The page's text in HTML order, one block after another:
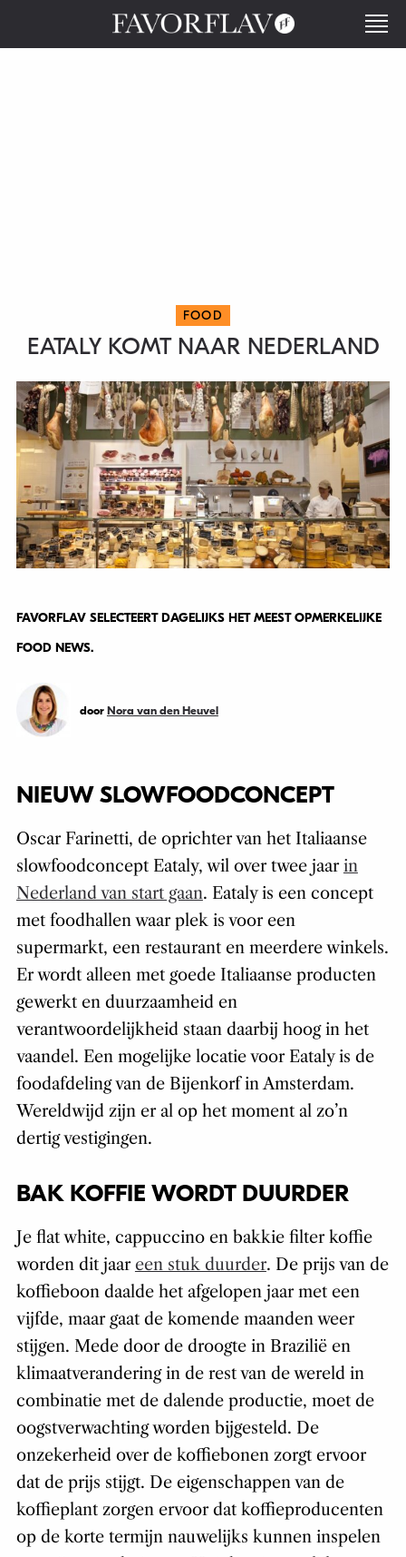
FOOD
EATALY KOMT NAAR NEDERLAND
FAVORFLAV SELECTEERT DAGELIJKS HET MEEST OPMERKELIJKE
FOOD NEWS.
door Nora van den Heuvel
NIEUW SLOWFOODCONCEPT
Oscar Farinetti, de oprichter van het Italiaanse
slowfoodconcept Eataly, wil over twee jaarin
Nederland van start gaan. Eataly is een concept
met foodhallen waar plek is voor een
supermarkt, een restaurant en meerdere winkels.
Er wordt alleen met goede Italiaanse producten
gewerkt en duurzaamheid en
verantwoordelijkheid staan daarbij hoog in het
vaandel. Een mogelijke locatie voor Eataly is de
foodafdeling van de Bijenkorf in Amsterdam.
Wereldwijd zijn er al op het moment al zo’n
dertig vestigingen.
BAK KOFFIE WORDT DUURDER
Je flat white, cappuccino en bakkie filter koffie
worden dit jaareen stuk duurder. De prijs van de
koffieboon daalde het afgelopen jaar met een
vijfde, maar gaat de komende maanden weer
stijgen. Mede door de droogte in Brazilië en
klimaatverandering in de rest van de wereld in
combinatie met de dalende productie, moet de
oogstverwachting worden bijgesteld. De
onzekerheid over de koffiebonen zorgt ervoor
dat de prijs stijgt. De eigenschappen van de
koffieplant zorgen ervoor dat koffieproducenten
op de korte termijn nauwelijks kunnen inspelen